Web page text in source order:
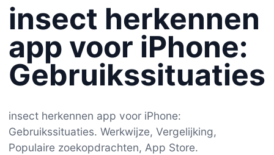
insect herkennen
app voor iPhone:
Gebruikssituaties
insect herkennen app voor iPhone:
Gebruikssituaties. Werkwijze, Vergelijking,
Populaire zoekopdrachten, App Store.